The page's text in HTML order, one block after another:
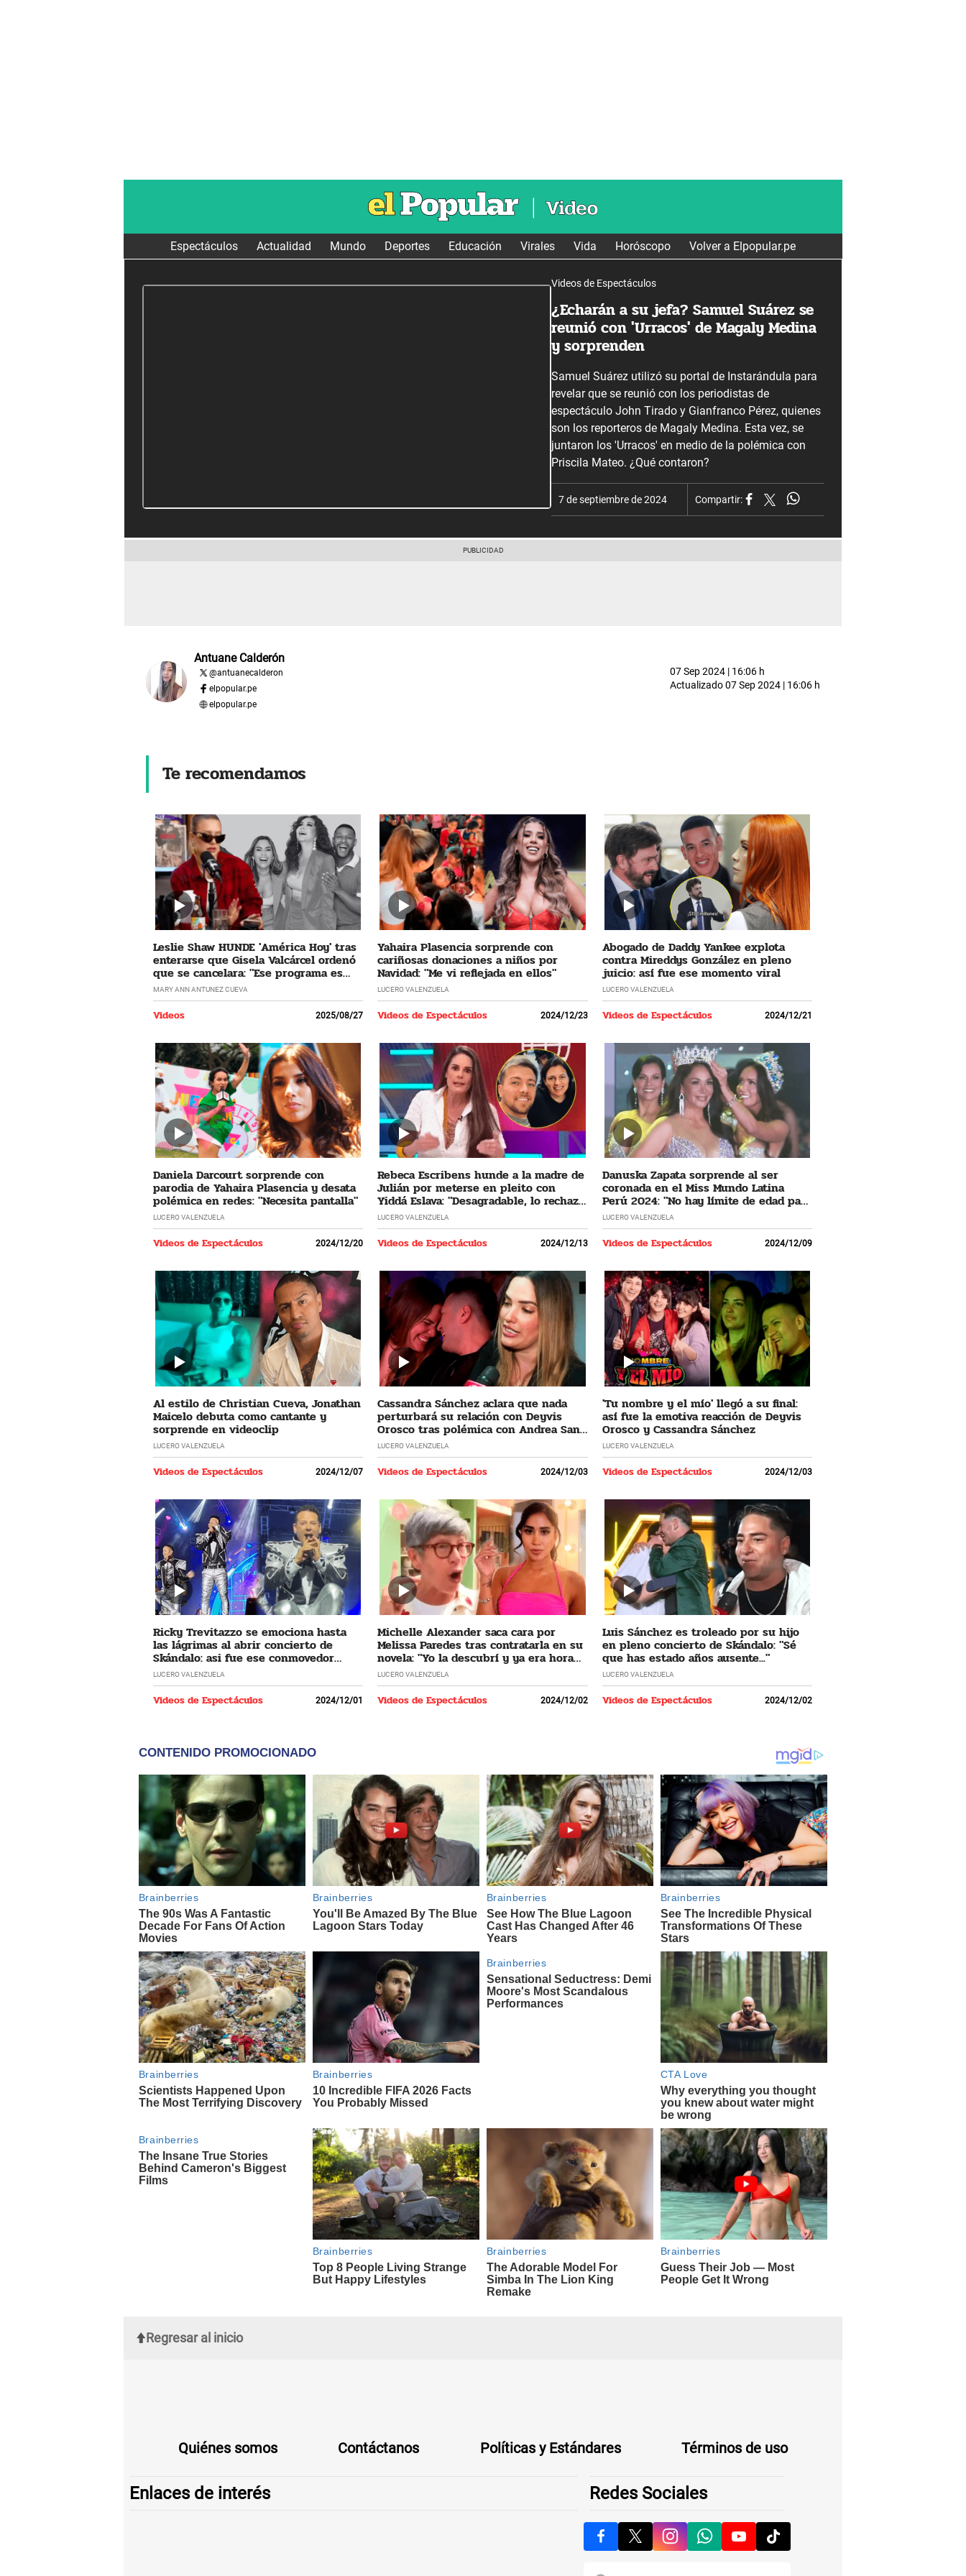
Espectáculos Actualidad Mundo Deportes Educación Virales Vida Horóscopo Volver a Elpopular.pe
Videos de Espectáculos
¿Echarán a su jefa? Samuel Suárez se
reunió con 'Urracos' de Magaly Medina
y sorprenden
Samuel Suárez utilizó su portal de Instarándula para
revelar que se reunió con los periodistas de
espectáculo John Tirado y Gianfranco Pérez, quienes
son los reporteros de Magaly Medina. Esta vez, se
juntaron los 'Urracos' en medio de la polémica con
Priscila Mateo. ¿Qué contaron?
7 de septiembre de 2024 Compartir:
Antuane Calderón
@antuanecalderon
elpopular.pe
elpopular.pe
07 Sep 2024 | 16:06 h
Actualizado07 Sep 2024 | 16:06 h
Te recomendamos
Leslie Shaw HUNDE 'América Hoy' tras
enterarse que Gisela Valcárcel ordenó
que se cancelara: "Ese programa es
horrible"
MARY ANN ANTUNEZ CUEVA
Videos 2025/08/27
Yahaira Plasencia sorprende con
cariñosas donaciones a niños por
Navidad: "Me vi reflejada en ellos"
LUCERO VALENZUELA
Videos de Espectáculos 2024/12/23
Abogado de Daddy Yankee explota
contra Mireddys González en pleno
juicio: así fue ese momento viral
LUCERO VALENZUELA
Videos de Espectáculos 2024/12/21
Daniela Darcourt sorprende con
parodia de Yahaira Plasencia y desata
polémica en redes: "Necesita pantalla"
LUCERO VALENZUELA
Videos de Espectáculos 2024/12/20
Rebeca Escribens hunde a la madre de
Julián por meterse en pleito con
Yiddá Eslava: "Desagradable, lo rechazo
profundamente"
LUCERO VALENZUELA
Videos de Espectáculos 2024/12/13
Danuska Zapata sorprende al ser
coronada en el Miss Mundo Latina
Perú 2024: "No hay límite de edad para
cumplir los sueños"
LUCERO VALENZUELA
Videos de Espectáculos 2024/12/09
Al estilo de Christian Cueva, Jonathan
Maicelo debuta como cantante y
sorprende en videoclip
LUCERO VALENZUELA
Videos de Espectáculos 2024/12/07
Cassandra Sánchez aclara que nada
perturbará su relación con Deyvis
Orosco tras polémica con Andrea San
Martín
LUCERO VALENZUELA
Videos de Espectáculos 2024/12/03
'Tu nombre y el mío' llegó a su final:
así fue la emotiva reacción de Deyvis
Orosco y Cassandra Sánchez
LUCERO VALENZUELA
Videos de Espectáculos 2024/12/03
Ricky Trevitazzo se emociona hasta
las lágrimas al abrir concierto de
Skándalo: asi fue ese conmovedor
momento
LUCERO VALENZUELA
Videos de Espectáculos 2024/12/01
Michelle Alexander saca cara por
Melissa Paredes tras contratarla en su
novela: "Yo la descubrí y ya era hora
que regrese"
LUCERO VALENZUELA
Videos de Espectáculos 2024/12/02
Luis Sánchez es troleado por su hijo
en pleno concierto de Skándalo: "Sé
que has estado años ausente..."
LUCERO VALENZUELA
Videos de Espectáculos 2024/12/02
Regresar al inicio
Quiénes somos Contáctanos Políticas y Estándares Términos de uso
Enlaces de interés Redes Sociales